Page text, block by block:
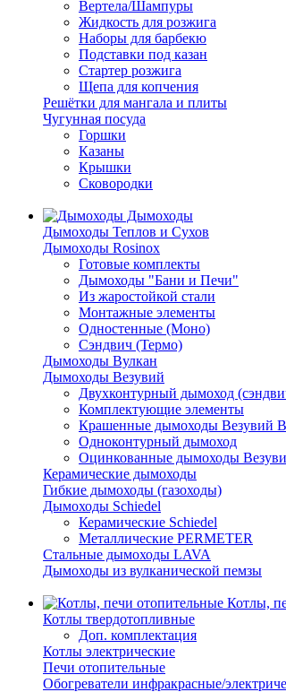
Вертела/Шампуры
Жидкость для розжига
Наборы для барбекю
Подставки под казан
Стартер розжига
Щепа для копчения
Решётки для мангала и плиты
Чугунная посуда
Горшки
Казаны
Крышки
Сковородки
Дымоходы
Дымоходы Теплов и Сухов
Дымоходы Rosinox
Готовые комплекты
Дымоходы "Бани и Печи"
Из жаростойкой стали
Монтажные элементы
Одностенные (Моно)
Сэндвич (Термо)
Дымоходы Вулкан
Дымоходы Везувий
Двухконтурный дымоход
Комплектующие элементы
Крашенные дымоходы Везувий
Одноконтурный дымоход
Оцинкованные дымоходы
Керамические дымоходы
Гибкие дымоходы (газоходы)
Дымоходы Schiedel
Керамические Schiedel
Металлические PERMETER
Стальные дымоходы LAVA
Дымоходы из вулканической пемзы
Котлы,
Котлы твердотопливные
Доп. комплектация
Котлы электрические
Печи отопительные
Обогреватели инфракрасные/